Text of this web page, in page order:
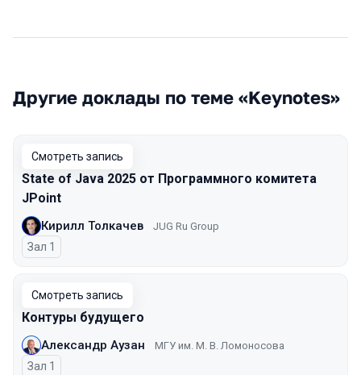
Другие доклады по теме «Keynotes»
Смотреть запись
State of Java 2025 от Программного комитета
JPoint
Кирилл Толкачев JUG Ru Group
Зал 1
Смотреть запись
Контуры будущего
Александр Аузан МГУ им. М. В. Ломоносова
Зал 1